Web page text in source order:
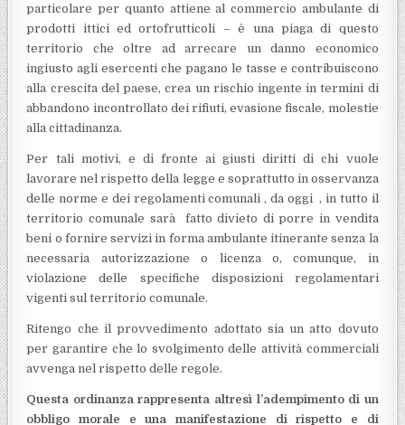
particolare per quanto attiene al commercio ambulante di
prodotti ittici ed ortofrutticoli – è una piaga di questo
territorio che oltre ad arrecare un danno economico
ingiusto agli esercenti che pagano le tasse e contribuiscono
alla crescita del paese, crea un rischio ingente in termini di
abbandono incontrollato dei rifiuti, evasione fiscale, molestie
alla cittadinanza.
Per tali motivi, e di fronte ai giusti diritti di chi vuole
lavorare nel rispetto della legge e soprattutto in osservanza
delle norme e dei regolamenti comunali , da oggi , in tutto il
territorio comunale sarà fatto divieto di porre in vendita
beni o fornire servizi in forma ambulante itinerante senza la
necessaria autorizzazione o licenza o, comunque, in
violazione delle specifiche disposizioni regolamentari
vigenti sul territorio comunale.
Ritengo che il provvedimento adottato sia un atto dovuto
per garantire che lo svolgimento delle attività commerciali
avvenga nel rispetto delle regole.
Questa ordinanza rappresenta altresì l’adempimento di un
obbligo morale e una manifestazione di rispetto e di